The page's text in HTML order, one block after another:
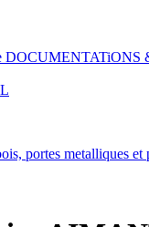
DOCUMENTATiONS
portes metalliques et